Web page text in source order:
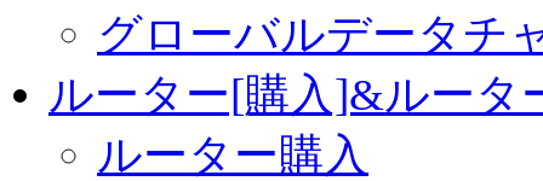
グローバルデータチ
ルーター[購入]&ルータ
ルーター購入